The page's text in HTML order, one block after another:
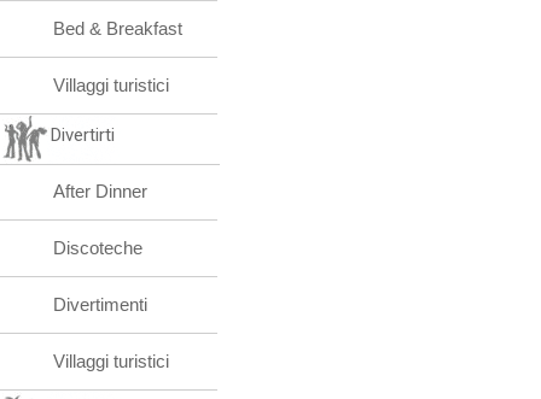
Bed & Breakfast
Villaggi turistici
Divertirti
After Dinner
Discoteche
Divertimenti
Villaggi turistici